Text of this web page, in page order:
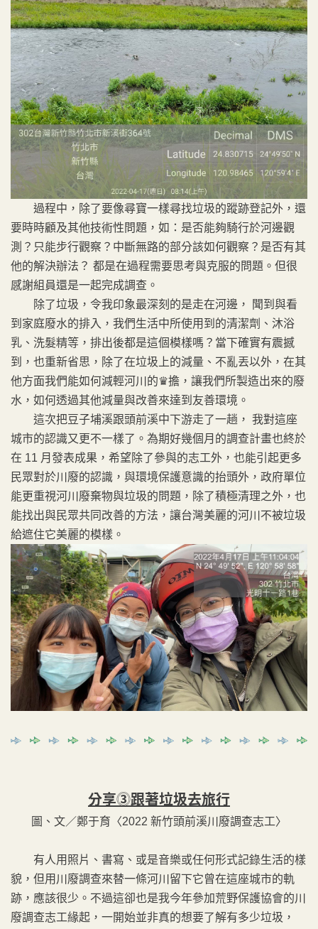
過程中，除了要像尋寶一樣尋找垃圾的蹤跡登記外，還
要時時顧及其他技術性問題，如：是否能夠騎行於河邊觀
測？只能步行觀察？中斷無路的部分該如何觀察？是否有其
他的解決辦法？ 都是在過程需要思考與克服的問題。但很
感謝組員還是一起完成調查。
除了垃圾，令我印象最深刻的是走在河邊， 聞到與看
到家庭廢水的排入，我們生活中所使用到的清潔劑、沐浴
乳、洗髮精等，排出後都是這個模樣嗎？當下確實有震撼
到，也重新省思，除了在垃圾上的減量、不亂丟以外，在其
他方面我們能如何減輕河川的♛擔，讓我們所製造出來的廢
水，如何透過其他減量與改善來達到友善環境。
這次把豆子埔溪跟頭前溪中下游走了一趟， 我對這座
城市的認識又更不一樣了。為期好幾個月的調查計畫也終於
在 11 月發表成果，希望除了參與的志工外，也能引起更多
民眾對於川廢的認識，與環境保護意識的抬頭外，政府單位
能更重視河川廢棄物與垃圾的問題，除了積極清理之外，也
能找出與民眾共同改善的方法，讓台灣美麗的河川不被垃圾
給遮住它美麗的模樣。
分享⓷跟著垃圾去旅行
圖、文／鄭于育〈2022 新竹頭前溪川廢調查志工〉
有人用照片、書寫、或是音樂或任何形式記錄生活的樣
貌，但用川廢調查來替一條河川留下它曾在這座城市的軌
跡，應該很少。不過這卻也是我今年參加荒野保護協會的川
廢調查志工緣起，一開始並非真的想要了解有多少垃圾，